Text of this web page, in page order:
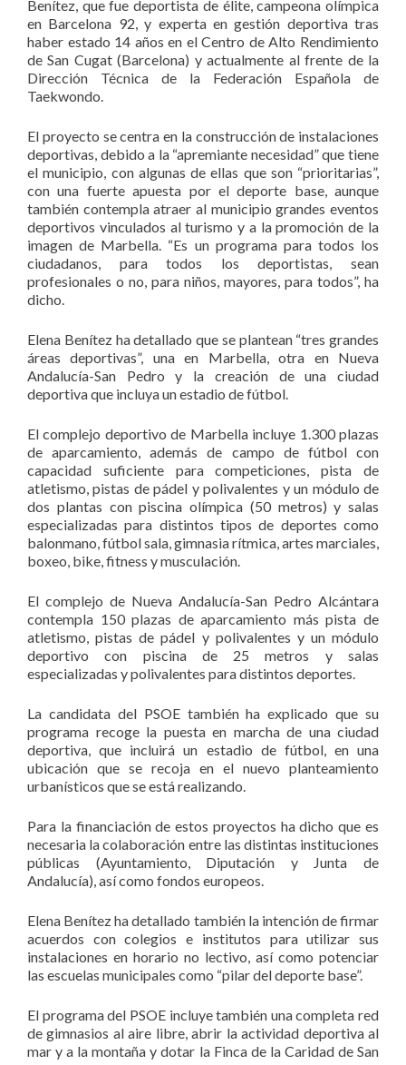
Benítez, que fue deportista de élite, campeona olímpica
en Barcelona 92, y experta en gestión deportiva tras
haber estado 14 años en el Centro de Alto Rendimiento
de San Cugat (Barcelona) y actualmente al frente de la
Dirección Técnica de la Federación Española de
Taekwondo.
El proyecto se centra en la construcción de instalaciones
deportivas, debido a la “apremiante necesidad” que tiene
el municipio, con algunas de ellas que son “prioritarias”,
con una fuerte apuesta por el deporte base, aunque
también contempla atraer al municipio grandes eventos
deportivos vinculados al turismo y a la promoción de la
imagen de Marbella. “Es un programa para todos los
ciudadanos, para todos los deportistas, sean
profesionales o no, para niños, mayores, para todos”, ha
dicho.
Elena Benítez ha detallado que se plantean “tres grandes
áreas deportivas”, una en Marbella, otra en Nueva
Andalucía-San Pedro y la creación de una ciudad
deportiva que incluya un estadio de fútbol.
El complejo deportivo de Marbella incluye 1.300 plazas
de aparcamiento, además de campo de fútbol con
capacidad suficiente para competiciones, pista de
atletismo, pistas de pádel y polivalentes y un módulo de
dos plantas con piscina olímpica (50 metros) y salas
especializadas para distintos tipos de deportes como
balonmano, fútbol sala, gimnasia rítmica, artes marciales,
boxeo, bike, fitness y musculación.
El complejo de Nueva Andalucía-San Pedro Alcántara
contempla 150 plazas de aparcamiento más pista de
atletismo, pistas de pádel y polivalentes y un módulo
deportivo con piscina de 25 metros y salas
especializadas y polivalentes para distintos deportes.
La candidata del PSOE también ha explicado que su
programa recoge la puesta en marcha de una ciudad
deportiva, que incluirá un estadio de fútbol, en una
ubicación que se recoja en el nuevo planteamiento
urbanísticos que se está realizando.
Para la financiación de estos proyectos ha dicho que es
necesaria la colaboración entre las distintas instituciones
públicas (Ayuntamiento, Diputación y Junta de
Andalucía), así como fondos europeos.
Elena Benítez ha detallado también la intención de firmar
acuerdos con colegios e institutos para utilizar sus
instalaciones en horario no lectivo, así como potenciar
las escuelas municipales como “pilar del deporte base”.
El programa del PSOE incluye también una completa red
de gimnasios al aire libre, abrir la actividad deportiva al
mar y a la montaña y dotar la Finca de la Caridad de San